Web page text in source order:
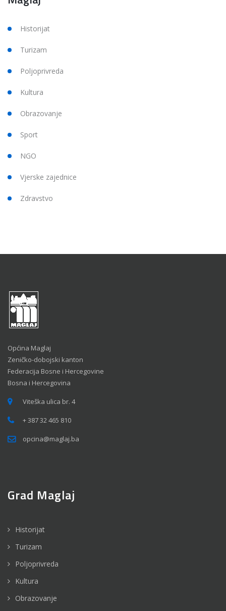
Historijat
Turizam
Poljoprivreda
Kultura
Obrazovanje
Sport
NGO
Vjerske zajednice
Zdravstvo
Općina Maglaj
Zeničko-dobojski kanton
Federacija Bosne i Hercegovine
Bosna i Hercegovina
Viteška ulica br. 4
+ 387 32 465 810
opcina@maglaj.ba
Grad Maglaj
Historijat
Turizam
Poljoprivreda
Kultura
Obrazovanje